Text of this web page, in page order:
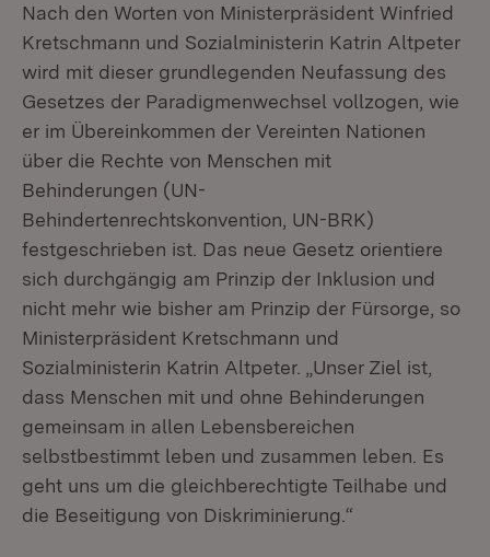
Nach den Worten von Ministerpräsident Winfried
Kretschmann und Sozialministerin Katrin Altpeter
wird mit dieser grundlegenden Neufassung des
Gesetzes der Paradigmenwechsel vollzogen, wie
er im Übereinkommen der Vereinten Nationen
über die Rechte von Menschen mit
Behinderungen (UN-
Behindertenrechtskonvention, UN-BRK)
festgeschrieben ist. Das neue Gesetz orientiere
sich durchgängig am Prinzip der Inklusion und
nicht mehr wie bisher am Prinzip der Fürsorge, so
Ministerpräsident Kretschmann und
Sozialministerin Katrin Altpeter. „Unser Ziel ist,
dass Menschen mit und ohne Behinderungen
gemeinsam in allen Lebensbereichen
selbstbestimmt leben und zusammen leben. Es
geht uns um die gleichberechtigte Teilhabe und
die Beseitigung von Diskriminierung.“